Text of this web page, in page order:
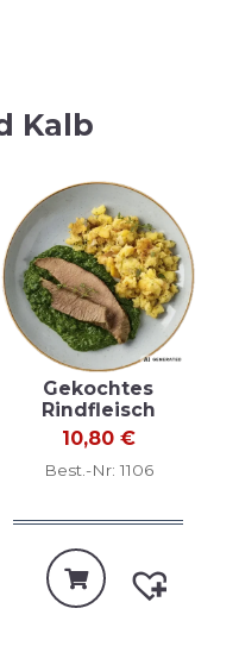
Kalb
Gekochtes
Rindfleisch
10,80 €
Best.-Nr: 1106